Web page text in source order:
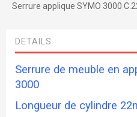
Serrure applique SYMO 3000
DETAILS
Serrure de meuble en
3000
Longueur de cylindre